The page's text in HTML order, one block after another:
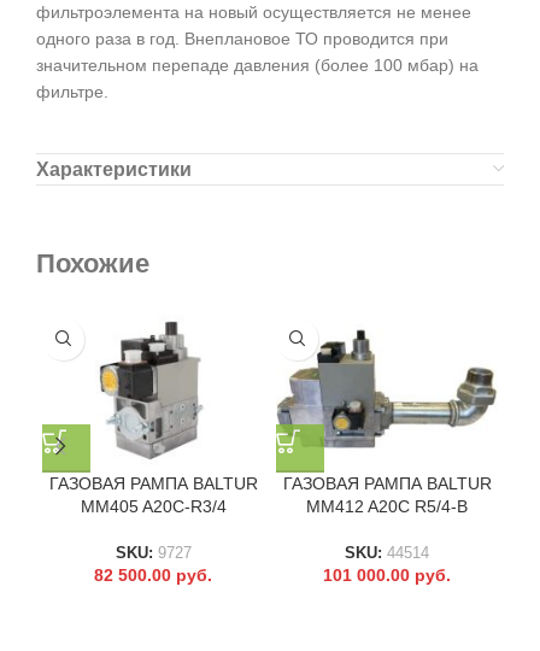
фильтроэлемента на новый осуществляется не менее
одного раза в год. Внеплановое ТО проводится при
значительном перепаде давления (более 100 мбар) на
фильтре.
Характеристики
Похожие
ГАЗОВАЯ РАМПА BALTUR
MM405 A20C-R3/4
SKU: 9727
82 500.00 руб.
ГАЗОВАЯ РАМПА BALTUR
MM412 A20C R5/4-B
SKU: 44514
101 000.00 руб.